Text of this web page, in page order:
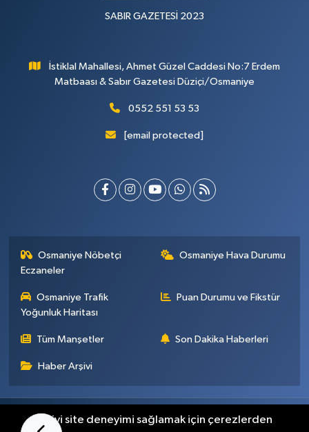
SABIR GAZETESİ 2023
İstiklal Mahallesi, Ahmet Güzel Caddesi No:7 Erdem
Matbaası & Sabır Gazetesi Düziçi/Osmaniye
0552 551 53 53
[email protected]
Osmaniye Nöbetçi
Eczaneler
Osmaniye Hava Durumu
Osmaniye Trafik
Yoğunluk Haritası
Puan Durumu ve Fikstür
Tüm Manşetler Son Dakika Haberleri
Haber Arşivi
Künye İletişim Gizlilik Sözleşmesi
En iyi site deneyimi sağlamak için çerezlerden